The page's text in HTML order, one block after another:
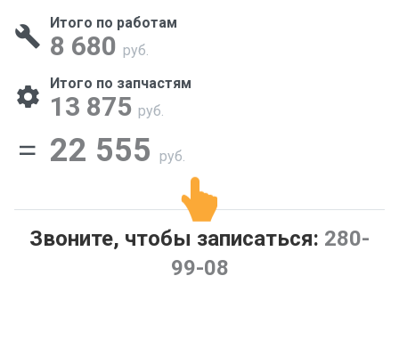
Итого по работам
8 680 руб.
Итого по запчастям
13 875 руб.
22 555 руб.
Звоните, чтобы записаться: 280-
99-08